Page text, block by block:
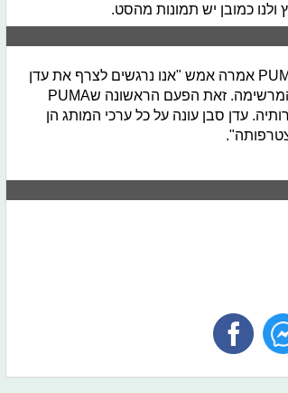
כמובן יש תמונות מהסט.
לרגל הבחירה בדוגמנית מור פסו, מנהלת השיווק PUMA אמרה אמש "אנו נרגשים לצרף את עדן
למשפחת PUMA ולרשימת הפרזנטורים העולמית המרשימה. זאת הפעם הראשונה שPUMA
עדן סבן עונה על כל ערכי המותג הן